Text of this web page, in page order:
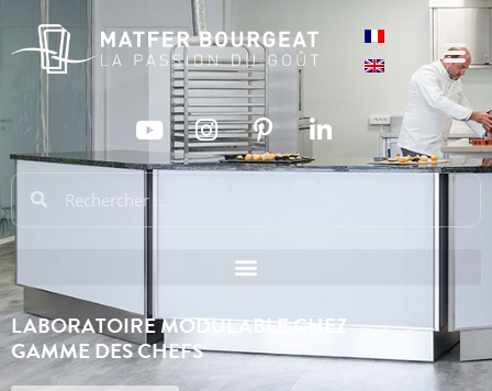
LABORATOIRE MODULABLE CHEZ
GAMME DES CHEFS